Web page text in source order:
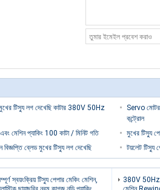
মুখের টিস্যু লগ দেখেছি কাটার 380V 50Hz
Servo মোটর
কন্ট্রোল
মেশিন প্যাকিং 100 কাটা / মিনিট গতি
মুখের টিস্যু
বিজ্ঞপ্তি ব্লেড মুখের টিস্যু লগ দেখেছি
টয়লেট টিস্যু
স্বয়ংক্রিয় টিস্যু পেপার মেকিং মেশিন,
380V 50Hz